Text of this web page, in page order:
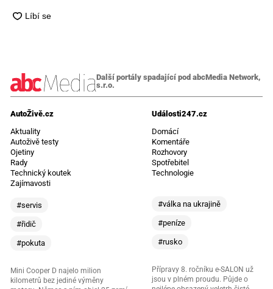
Další portály spadající pod abcMedia Network,
s.r.o.
AutoŽivě.cz
Aktuality
Autoživě testy
Ojetiny
Rady
Technický koutek
Zajímavosti
#servis
#řidič
#pokuta
Mini Cooper D najelo milion
kilometrů bez jediné výměny
Události247.cz
Domácí
Komentáře
Rozhovory
Spotřebitel
Technologie
#válka na ukrajině
#peníze
#rusko
Přípravy 8. ročníku e-SALON už
jsou v plném proudu. Půjde o